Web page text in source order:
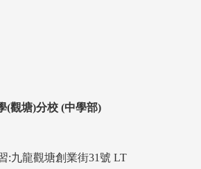
(觀塘)分校 (中學部)
:九龍觀塘創業街31號 LT